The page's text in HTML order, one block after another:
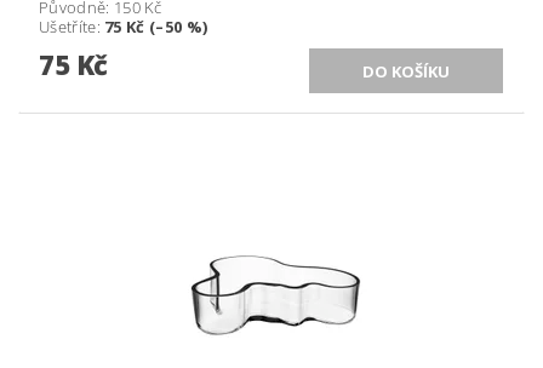
Původně: 150 Kč
Ušetříte: 75 Kč (–50 %)
75 Kč